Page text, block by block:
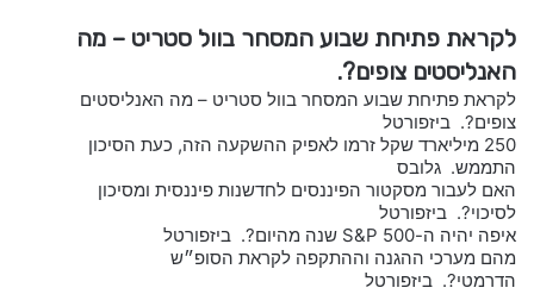
לקראת פתיחת שבוע המסחר בוול סטריט – מה
האנליסטים צופים?.
לקראת פתיחת שבוע המסחר בוול סטריט – מה האנליסטים
צופים?. ביזפורטל
250 מיליארד שקל זרמו לאפיק ההשקעה הזה, כעת הסיכון
התממש. גלובס
האם לעבור מסקטור הפיננסים לחדשנות פיננסית ומסיכון
לסיכוי?. ביזפורטל
איפה יהיה ה-S&P 500 שנה מהיום?. ביזפורטל
מהם מערכי ההגנה וההתקפה לקראת הסופ״ש
הדרמטי?. ביזפורטל